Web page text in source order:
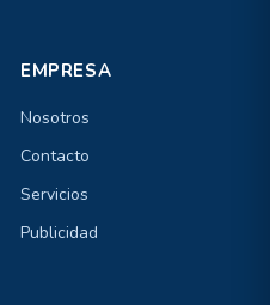
EMPRESA
Nosotros
Contacto
Servicios
Publicidad